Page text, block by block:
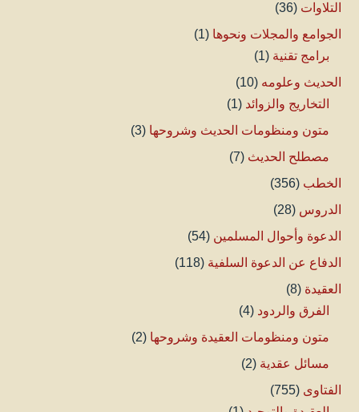
التلاوات (36)
الجوامع والمجلات ونحوها (1)
برامج تقنية (1)
الحديث وعلومه (10)
التخاريج والزوائد (1)
متون ومنظومات الحديث وشروحها (3)
مصطلح الحديث (7)
الخطب (356)
الدروس (28)
الدعوة وأحوال المسلمين (54)
الدفاع عن الدعوة السلفية (118)
العقيدة (8)
الفرق والردود (4)
متون ومنظومات العقيدة وشروحها (2)
مسائل عقدية (2)
الفتاوى (755)